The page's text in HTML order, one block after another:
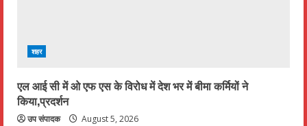
g
शहर
एल आई सी में ओ एफ एस के विरोध में देश भर में बीमा कर्मियों ने
किया,प्रदर्शन
उप संपादक August 5, 2026